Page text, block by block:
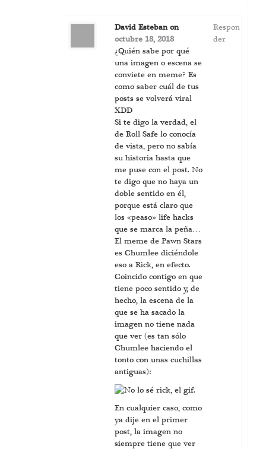
David Estebanon
octubre 18, 2018
¿Quién sabe por qué
una imagen o escena se
conviete en meme? Es
como saber cuál de tus
posts se volverá viral
XDD
Si te digo la verdad, el
de Roll Safe lo conocía
de vista, pero no sabía
su historia hasta que
me puse con el post. No
te digo que no haya un
doble sentido en él,
porque está claro que
los «peaso» life hacks
que se marca la peña…
El meme de Pawn Stars
es Chumlee diciéndole
eso a Rick, en efecto.
Coincido contigo en que
tiene poco sentido y, de
hecho, la escena de la
que se ha sacado la
imagen no tiene nada
que ver (es tan sólo
Chumlee haciendo el
tonto con unas cuchillas
antiguas):
En cualquier caso, como
ya dije en el primer
post, la imagen no
siempre tiene que ver
Respon
der